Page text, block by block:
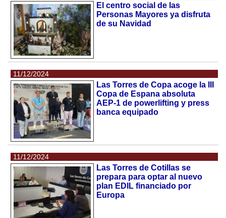
El centro social de las
Personas Mayores ya disfruta
de su Navidad
11/12/2024
Las Torres de Copa acoge la III
Copa de Espana absoluta
AEP-1 de powerlifting y press
banca equipado
11/12/2024
Las Torres de Cotillas se
prepara para optar al nuevo
plan EDIL financiado por
Europa